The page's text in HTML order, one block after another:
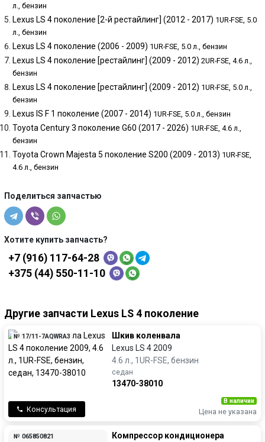
л., бензин
Lexus LS 4 поколение [2-й рестайлинг] (2012 - 2017) 1UR-FSE, 5.0
л., бензин
Lexus LS 4 поколение (2006 - 2009) 1UR-FSE, 5.0 л., бензин
Lexus LS 4 поколение [рестайлинг] (2009 - 2012) 2UR-FSE, 4.6 л.,
бензин
Lexus LS 4 поколение [рестайлинг] (2009 - 2012) 1UR-FSE, 5.0 л.,
бензин
Lexus IS F 1 поколение (2007 - 2014) 1UR-FSE, 5.0 л., бензин
Toyota Century 3 поколение G60 (2017 - 2026) 1UR-FSE, 4.6 л.,
бензин
Toyota Crown Majesta 5 поколение S200 (2009 - 2013) 1UR-FSE,
4.6 л., бензин
Поделиться запчастью
Хотите купить запчасть?
+7 (916) 117-64-28
+375 (44) 550-11-10
Другие запчасти Lexus LS 4 поколение
№ 17/11-7AQWRA3
Шкив коленвала
Lexus LS 4 2009
4.6 л., 1UR-FSE, бензин
седан
13470-38010
Консультация
В наличии
Цена не указана
№ 065850821 Компрессор кондиционера